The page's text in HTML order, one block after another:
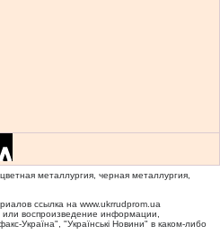
металлургия, черная металлургия,
ссылка на www.ukrrudprom.ua
или воспроизведение информации,
Україна", "Українськi Новини" в каком-либо